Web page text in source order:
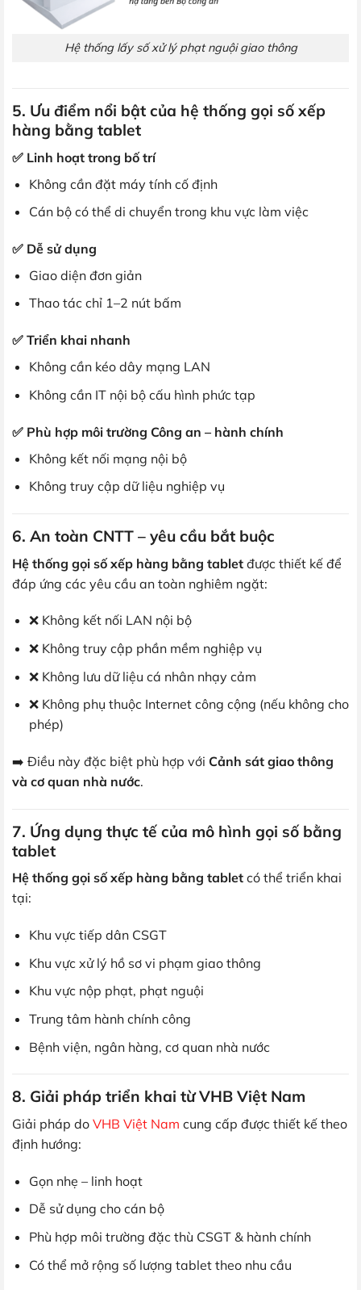
Hệ thống lấy số xử lý phạt nguội giao thông
5. Ưu điểm nổi bật của hệ thống gọi số xếp
hàng bằng tablet
✅ Linh hoạt trong bố trí
Không cần đặt máy tính cố định
Cán bộ có thể di chuyển trong khu vực làm việc
✅ Dễ sử dụng
Giao diện đơn giản
Thao tác chỉ 1–2 nút bấm
✅ Triển khai nhanh
Không cần kéo dây mạng LAN
Không cần IT nội bộ cấu hình phức tạp
✅ Phù hợp môi trường Công an – hành chính
Không kết nối mạng nội bộ
Không truy cập dữ liệu nghiệp vụ
6. An toàn CNTT – yêu cầu bắt buộc
Hệ thống gọi số xếp hàng bằng tablet được thiết kế để
đáp ứng các yêu cầu an toàn nghiêm ngặt:
❌ Không kết nối LAN nội bộ
❌ Không truy cập phần mềm nghiệp vụ
❌ Không lưu dữ liệu cá nhân nhạy cảm
❌ Không phụ thuộc Internet công cộng (nếu không cho
phép)
➡️ Điều này đặc biệt phù hợp với Cảnh sát giao thông
và cơ quan nhà nước.
7. Ứng dụng thực tế của mô hình gọi số bằng
tablet
Hệ thống gọi số xếp hàng bằng tablet có thể triển khai
tại:
Khu vực tiếp dân CSGT
Khu vực xử lý hồ sơ vi phạm giao thông
Khu vực nộp phạt, phạt nguội
Trung tâm hành chính công
Bệnh viện, ngân hàng, cơ quan nhà nước
8. Giải pháp triển khai từ VHB Việt Nam
Giải pháp do VHB Việt Nam cung cấp được thiết kế theo
định hướng:
Gọn nhẹ – linh hoạt
Dễ sử dụng cho cán bộ
Phù hợp môi trường đặc thù CSGT & hành chính
Có thể mở rộng số lượng tablet theo nhu cầu